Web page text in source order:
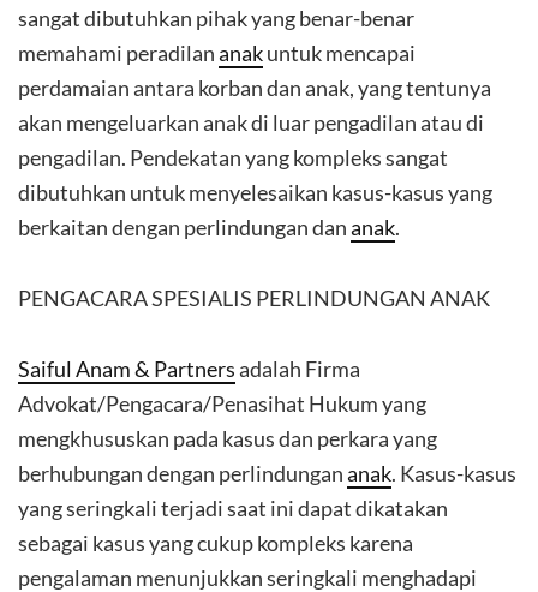
sangat dibutuhkan pihak yang benar-benar
memahami peradilananakuntuk mencapai
perdamaian antara korban dan anak, yang tentunya
akan mengeluarkan anak di luar pengadilan atau di
pengadilan. Pendekatan yang kompleks sangat
dibutuhkan untuk menyelesaikan kasus-kasus yang
berkaitan dengan perlindungan dananak.
PENGACARA SPESIALIS PERLINDUNGAN ANAK
Saiful Anam & Partnersadalah Firma
Advokat/Pengacara/Penasihat Hukum yang
mengkhususkan pada kasus dan perkara yang
berhubungan dengan perlindungananak. Kasus-kasus
yang seringkali terjadi saat ini dapat dikatakan
sebagai kasus yang cukup kompleks karena
pengalaman menunjukkan seringkali menghadapi